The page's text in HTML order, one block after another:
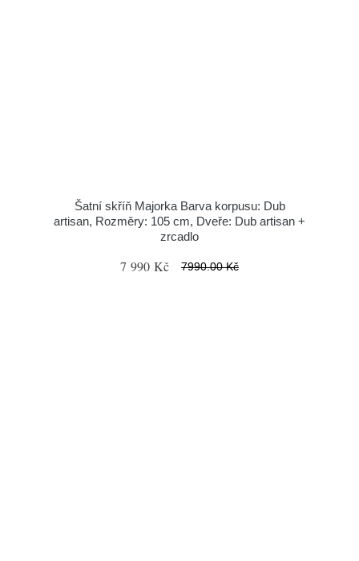
Šatní skříň Majorka Barva korpusu: Dub
artisan, Rozměry: 105 cm, Dveře: Dub artisan +
zrcadlo
7 990 Kč 7990.00 Kč